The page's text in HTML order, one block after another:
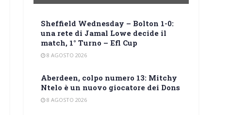
Sheffield Wednesday – Bolton 1-0:
una rete di Jamal Lowe decide il
match, 1° Turno – Efl Cup
8 AGOSTO 2026
Aberdeen, colpo numero 13: Mitchy
Ntelo è un nuovo giocatore dei Dons
8 AGOSTO 2026